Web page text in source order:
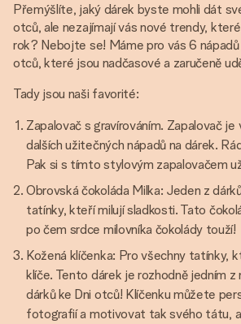
Přemýšlíte, jaký dárek byste mohli dát
otců, ale nezajímají vás nové trendy,
rok? Nebojte se! Máme pro vás 6 nápadů
otců, které jsou nadčasové a zaručeně
Tady jsou naši favorité:
Zapalovač s gravírováním. Zapalovač
dalších užitečných nápadů na dárek.
Pak si s tímto stylovým zapalovačem
Obrovská čokoláda Milka: Jeden z
tatínky, kteří milují sladkosti. Tato
po čem srdce milovníka čokolády touží!
Kožená klíčenka: Pro všechny tatínky,
klíče. Tento dárek je rozhodně jedním
dárků ke Dni otců! Klíčenku můžete
fotografií a motivovat tak svého tátu,